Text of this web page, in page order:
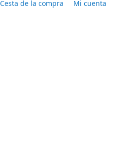
Cesta de la compra Mi cuenta